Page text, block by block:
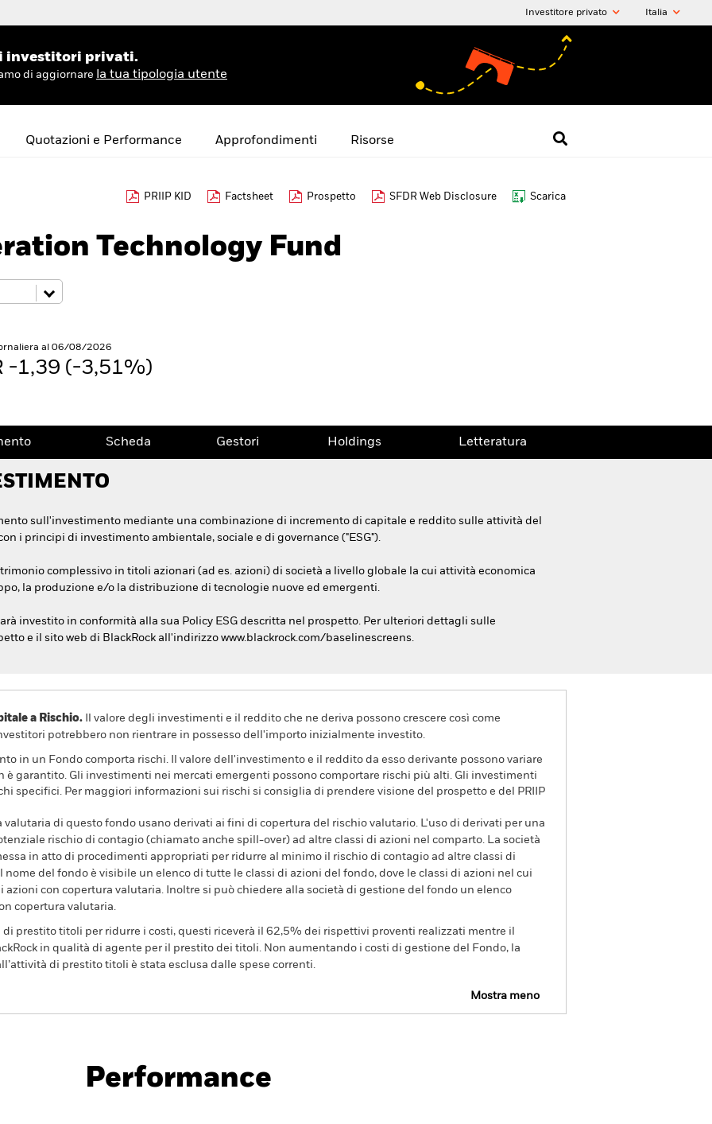
Investitore privato Italia
investitori privati.
di aggiornare la tua tipologia utente
Quotazioni e Performance Approfondimenti Risorse
PRIIP KID Factsheet Prospetto SFDR Web Disclosure Scarica
Technology Fund
al 06/08/2026
-1,39 (-3,51%)
Scheda Gestori Holdings Letteratura
sull'investimento mediante una combinazione di incremento di capitale e reddito sulle attività del
i principi di investimento ambientale, sociale e di governance ("ESG").
complessivo in titoli azionari (ad es. azioni) di società a livello globale la cui attività economica
la produzione e/o la distribuzione di tecnologie nuove ed emergenti.
investito in conformità alla sua Policy ESG descritta nel prospetto. Per ulteriori dettagli sulle
e il sito web di BlackRock all'indirizzo www.blackrock.com/baselinescreens.
a Rischio. Il valore degli investimenti e il reddito che ne deriva possono crescere così come
potrebbero non rientrare in possesso dell'importo inizialmente investito.
in un Fondo comporta rischi. Il valore dell'investimento e il reddito da esso derivante possono variare
garantito. Gli investimenti nei mercati emergenti possono comportare rischi più alti. Gli investimenti
specifici. Per maggiori informazioni sui rischi si consiglia di prendere visione del prospetto e del PRIIP
valutaria di questo fondo usano derivati ai fini di copertura del rischio valutario. L'uso di derivati per una
rischio di contagio (chiamato anche spill-over) ad altre classi di azioni nel comparto. La società
in atto di procedimenti appropriati per ridurre al minimo il rischio di contagio ad altre classi di
nome del fondo è visibile un elenco di tutte le classi di azioni del fondo, dove le classi di azioni nel cui
azioni con copertura valutaria. Inoltre si può chiedere alla società di gestione del fondo un elenco
copertura valutaria.
prestito titoli per ridurre i costi, questi riceverà il 62,5% dei rispettivi proventi realizzati mentre il
in qualità di agente per il prestito dei titoli. Non aumentando i costi di gestione del Fondo, la
di prestito titoli è stata esclusa dalle spese correnti.
Mostra meno
Scarica
Performance